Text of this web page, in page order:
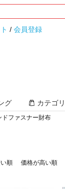
/ 会員登録
グ カテゴリ
ドファスナー財布
順 価格が高い順